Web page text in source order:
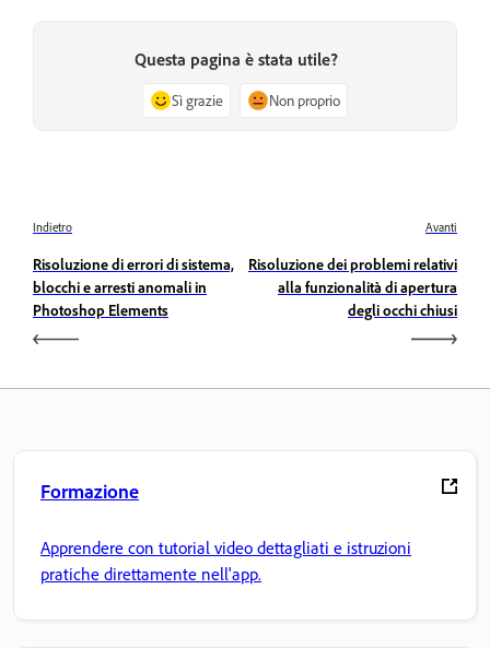
Questa pagina è stata utile?
Sì grazie Non proprio
Indietro
Risoluzione di errori di sistema,
blocchi e arresti anomali in
Photoshop Elements
Avanti
Risoluzione dei problemi relativi
alla funzionalità di apertura
degli occhi chiusi
Formazione
Apprendere con tutorial video dettagliati e istruzioni
pratiche direttamente nell'app.